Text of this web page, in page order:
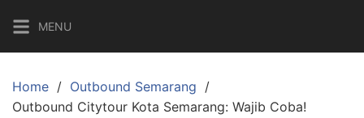
content
MENU
Home
Outbound Semarang
Outbound Citytour Kota Semarang: Wajib Coba!